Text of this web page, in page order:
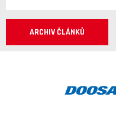
ARCHIV ČLÁNKŮ